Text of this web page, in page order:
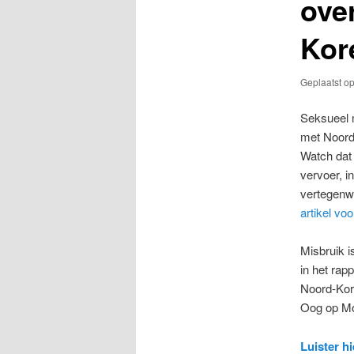
Geplaatst op
Seksueel
met
Watch
vervoer,
artikel
Misbruik
in het
Noord-
Oog op
Luister